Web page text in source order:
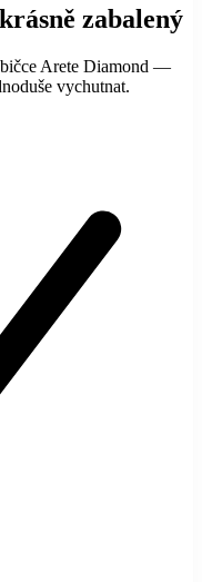
zabalený
Arete Diamond —
vychutnat.